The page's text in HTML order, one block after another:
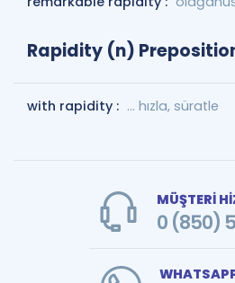
Rapidity (n)
with rapidity : ... hızla, süratle
MÜŞTERİ
0 (850)